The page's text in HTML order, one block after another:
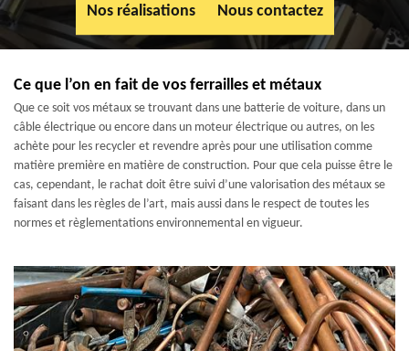
Nos réalisations Nous contactez
Ce que l’on en fait de vos ferrailles et métaux
Que ce soit vos métaux se trouvant dans une batterie de voiture, dans un
câble électrique ou encore dans un moteur électrique ou autres, on les
achète pour les recycler et revendre après pour une utilisation comme
matière première en matière de construction. Pour que cela puisse être le
cas, cependant, le rachat doit être suivi d’une valorisation des métaux se
faisant dans les règles de l’art, mais aussi dans le respect de toutes les
normes et règlementations environnemental en vigueur.